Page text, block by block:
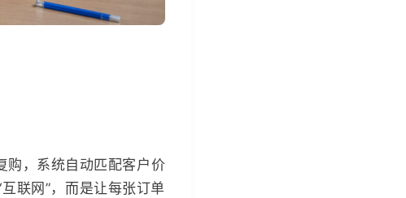
购，系统自动匹配客户价
联网”，而是让每张订单